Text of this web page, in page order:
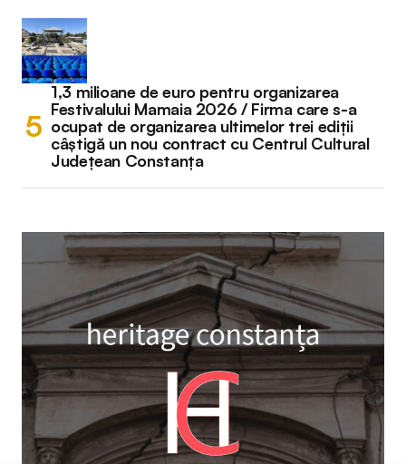
1,3 milioane de euro pentru organizarea
Festivalului Mamaia 2026 / Firma care s-a
ocupat de organizarea ultimelor trei ediții
câștigă un nou contract cu Centrul Cultural
Județean Constanța